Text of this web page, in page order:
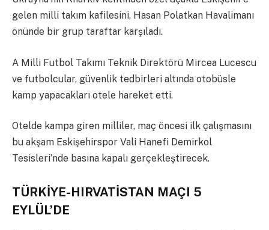
gelen milli takım kafilesini, Hasan Polatkan Havalimanı
önünde bir grup taraftar karşıladı.
A Milli Futbol Takımı Teknik Direktörü Mircea Lucescu
ve futbolcular, güvenlik tedbirleri altında otobüsle
kamp yapacakları otele hareket etti.
Otelde kampa giren milliler, maç öncesi ilk çalışmasını
bu akşam Eskişehirspor Vali Hanefi Demirkol
Tesisleri’nde basına kapalı gerçekleştirecek.
TÜRKİYE-HIRVATİSTAN MAÇI 5
EYLÜL’DE